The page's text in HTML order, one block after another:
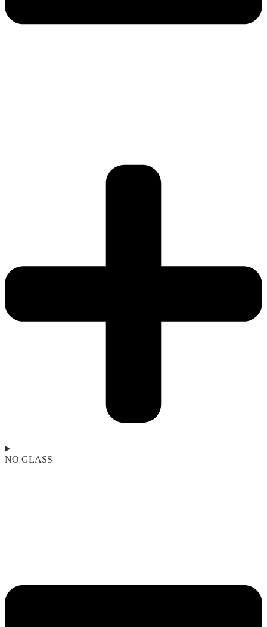
NO GLASS